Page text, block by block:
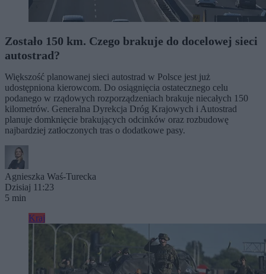
Zostało 150 km. Czego brakuje do docelowej sieci
autostrad?
Większość planowanej sieci autostrad w Polsce jest już
udostępniona kierowcom. Do osiągnięcia ostatecznego celu
podanego w rządowych rozporządzeniach brakuje niecałych 150
kilometrów. Generalna Dyrekcja Dróg Krajowych i Autostrad
planuje domknięcie brakujących odcinków oraz rozbudowę
najbardziej zatłoczonych tras o dodatkowe pasy.
Agnieszka Waś-Turecka
Dzisiaj 11:23
5 min
Kraj